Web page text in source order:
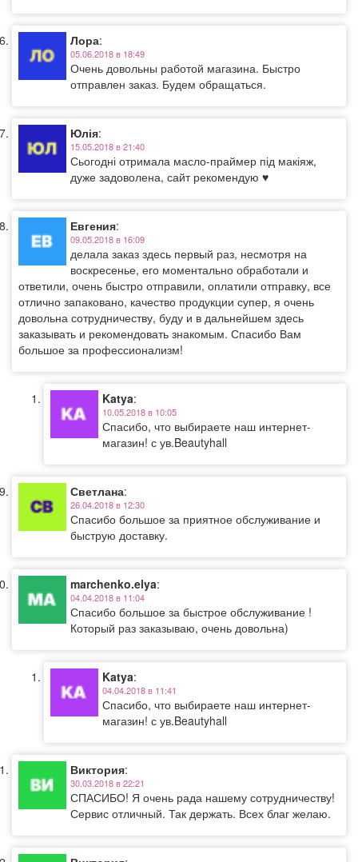
Лора:
05.06.2018 в 18:49
Очень довольны работой магазина. Быстро
отправлен заказ. Будем обращаться.
Юлія:
15.05.2018 в 21:40
Сьогодні отримала масло-праймер під макіяж,
дуже задоволена, сайт рекомендую ♥️
Евгения:
09.05.2018 в 16:09
делала заказ здесь первый раз, несмотря на
воскресенье, его моментально обработали и
ответили, очень быстро отправили, оплатили отправку, все
отлично запаковано, качество продукции супер, я очень
довольна сотрудничеству, буду и в дальнейшем здесь
заказывать и рекомендовать знакомым. Спасибо Вам
большое за профессионализм!
Katya:
10.05.2018 в 10:05
Спасибо, что выбираете наш интернет-
магазин! с ув.Beautyhall
Светлана:
26.04.2018 в 12:30
Спасибо большое за приятное обслуживание и
быструю доставку.
marchenko.elya:
04.04.2018 в 11:04
Спасибо большое за быстрое обслуживание !
Который раз заказываю, очень довольна)
Katya:
04.04.2018 в 11:41
Спасибо, что выбираете наш интернет-
магазин! с ув.Beautyhall
Виктория:
30.03.2018 в 22:21
СПАСИБО! Я очень рада нашему сотрудничеству!
Сервис отличный. Так держать. Всех благ желаю.